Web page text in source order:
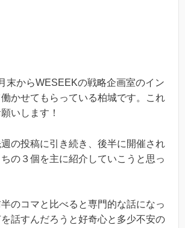
末からWESEEKの戦略企画室のイン
かせてもらっている柏城です。これ
いします！
の投稿に引き続き、後半に開催され
の３個を主に紹介していこうと思っ
のコマと比べると専門的な話になっ
話すんだろうと好奇心と多少不安の